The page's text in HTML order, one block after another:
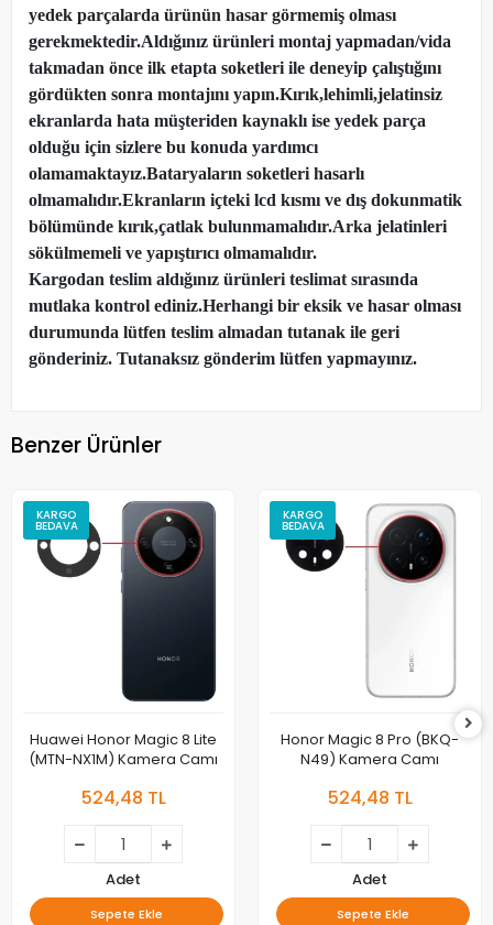
yedek parçalarda ürünün hasar görmemiş olması
gerekmektedir.Aldığınız ürünleri montaj yapmadan/vida
takmadan önce ilk etapta soketleri ile deneyip çalıştığını
gördükten sonra montajını yapın.Kırık,lehimli,jelatinsiz
ekranlarda hata müşteriden kaynaklı ise yedek parça
olduğu için sizlere bu konuda yardımcı
olamamaktayız.Bataryaların soketleri hasarlı
olmamalıdır.Ekranların içteki lcd kısmı ve dış dokunmatik
bölümünde kırık,çatlak bulunmamalıdır.Arka jelatinleri
sökülmemeli ve yapıştırıcı olmamalıdır.
Kargodan teslim aldığınız ürünleri teslimat sırasında
mutlaka kontrol ediniz.Herhangi bir eksik ve hasar olması
durumunda lütfen teslim almadan tutanak ile geri
gönderiniz. Tutanaksız gönderim lütfen yapmayınız.
Benzer Ürünler
KARGO
BEDAVA
Huawei Honor Magic 8 Lite
(MTN-NX1M) Kamera Camı
524,48 TL
Adet
Sepete Ekle
KARGO
BEDAVA
Honor Magic 8 Pro (BKQ-
N49) Kamera Camı
524,48 TL
Adet
Sepete Ekle